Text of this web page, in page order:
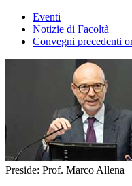
Eventi
Notizie di Facoltà
Convegni precedenti
Preside: Prof. Marco Allena